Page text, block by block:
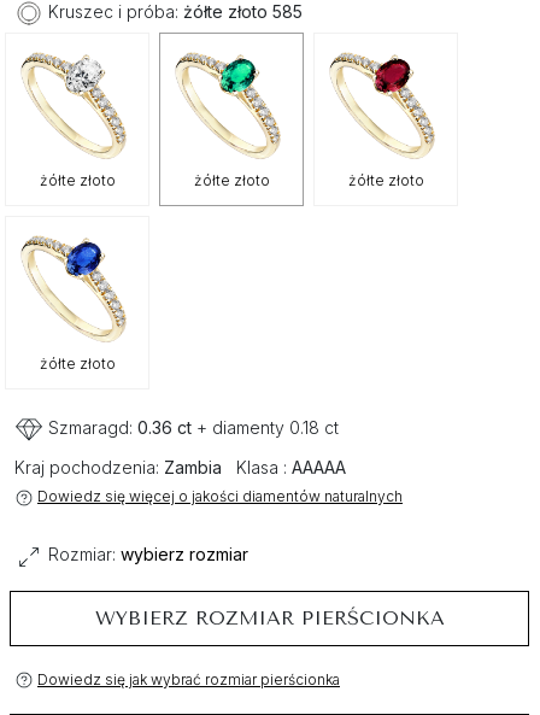
Kruszec i próba: żółte złoto 585
żółte złoto żółte złoto żółte złoto
żółte złoto
Szmaragd: 0.36 ct + diamenty 0.18 ct
Kraj pochodzenia: Zambia Klasa : AAAAA
Dowiedz się więcej o jakości diamentów naturalnych
Rozmiar: wybierz rozmiar
WYBIERZ ROZMIAR PIERŚCIONKA
Dowiedz się jak wybrać rozmiar pierścionka